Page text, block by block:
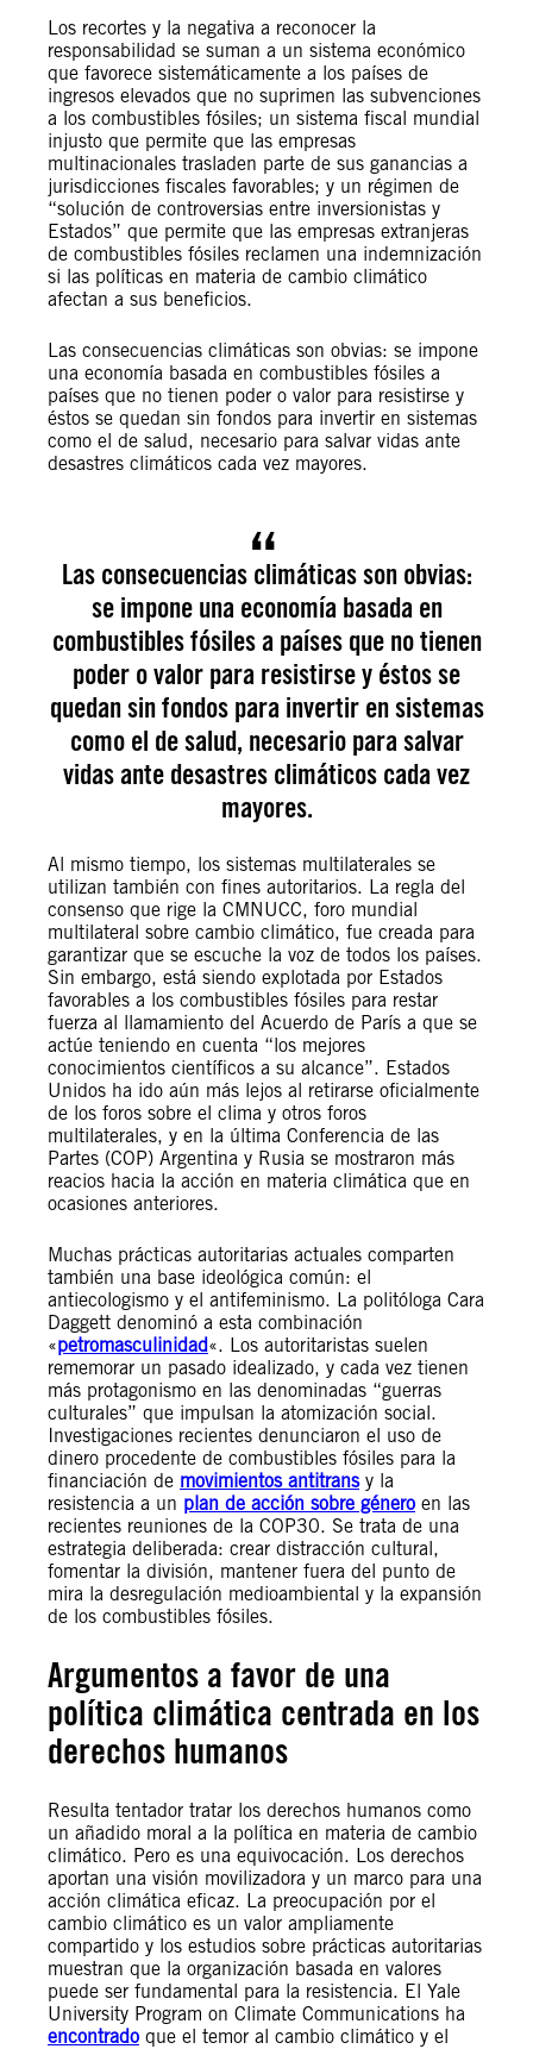
Los recortes y la negativa a reconocer la
responsabilidad se suman a un sistema económico
que favorece sistemáticamente a los países de
ingresos elevados que no suprimen las subvenciones
a los combustibles fósiles; un sistema fiscal mundial
injusto que permite que las empresas
multinacionales trasladen parte de sus ganancias a
jurisdicciones fiscales favorables; y un régimen de
“solución de controversias entre inversionistas y
Estados” que permite que las empresas extranjeras
de combustibles fósiles reclamen una indemnización
si las políticas en materia de cambio climático
afectan a sus beneficios.
Las consecuencias climáticas son obvias: se impone
una economía basada en combustibles fósiles a
países que no tienen poder o valor para resistirse y
éstos se quedan sin fondos para invertir en sistemas
como el de salud, necesario para salvar vidas ante
desastres climáticos cada vez mayores.
Las consecuencias climáticas son obvias:
se impone una economía basada en
combustibles fósiles a países que no tienen
poder o valor para resistirse y éstos se
quedan sin fondos para invertir en sistemas
como el de salud, necesario para salvar
vidas ante desastres climáticos cada vez
mayores.
Al mismo tiempo, los sistemas multilaterales se
utilizan también con fines autoritarios. La regla del
consenso que rige la CMNUCC, foro mundial
multilateral sobre cambio climático, fue creada para
garantizar que se escuche la voz de todos los países.
Sin embargo, está siendo explotada por Estados
favorables a los combustibles fósiles para restar
fuerza al llamamiento del Acuerdo de París a que se
actúe teniendo en cuenta “los mejores
conocimientos científicos a su alcance”. Estados
Unidos ha ido aún más lejos al retirarse oficialmente
de los foros sobre el clima y otros foros
multilaterales, y en la última Conferencia de las
Partes (COP) Argentina y Rusia se mostraron más
reacios hacia la acción en materia climática que en
ocasiones anteriores.
Muchas prácticas autoritarias actuales comparten
también una base ideológica común: el
antiecologismo y el antifeminismo. La politóloga Cara
Daggett denominó a esta combinación
«petromasculinidad«. Los autoritaristas suelen
rememorar un pasado idealizado, y cada vez tienen
más protagonismo en las denominadas “guerras
culturales” que impulsan la atomización social.
Investigaciones recientes denunciaron el uso de
dinero procedente de combustibles fósiles para la
financiación de movimientos antitransy la
resistencia a un plan de acción sobre género en las
recientes reuniones de la COP30. Se trata de una
estrategia deliberada: crear distracción cultural,
fomentar la división, mantener fuera del punto de
mira la desregulación medioambiental y la expansión
de los combustibles fósiles.
Argumentos a favor de una
política climática centrada en los
derechos humanos
Resulta tentador tratar los derechos humanos como
un añadido moral a la política en materia de cambio
climático. Pero es una equivocación. Los derechos
aportan una visión movilizadora y un marco para una
acción climática eficaz. La preocupación por el
cambio climático es un valor ampliamente
compartido y los estudios sobre prácticas autoritarias
muestran que la organización basada en valores
puede ser fundamental para la resistencia. El Yale
University Program on Climate Communications ha
encontrado que el temor al cambio climático y el